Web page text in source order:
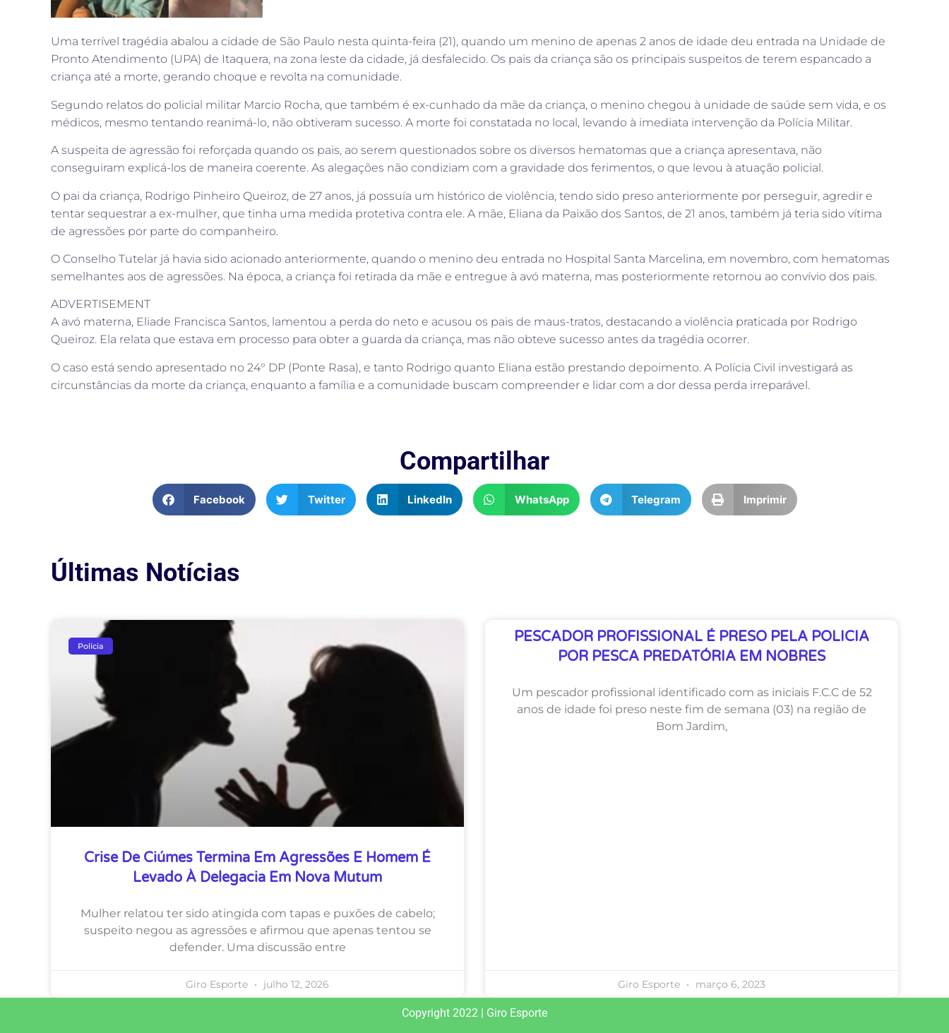
Uma terrível tragédia abalou a cidade de São Paulo nesta quinta-feira (21), quando um menino de apenas 2 anos de idade deu entrada na Unidade de
Pronto Atendimento (UPA) de Itaquera, na zona leste da cidade, já desfalecido. Os pais da criança são os principais suspeitos de terem espancado a
criança até a morte, gerando choque e revolta na comunidade.
Segundo relatos do policial militar Marcio Rocha, que também é ex-cunhado da mãe da criança, o menino chegou à unidade de saúde sem vida, e os
médicos, mesmo tentando reanimá-lo, não obtiveram sucesso. A morte foi constatada no local, levando à imediata intervenção da Polícia Militar.
A suspeita de agressão foi reforçada quando os pais, ao serem questionados sobre os diversos hematomas que a criança apresentava, não
conseguiram explicá-los de maneira coerente. As alegações não condiziam com a gravidade dos ferimentos, o que levou à atuação policial.
O pai da criança, Rodrigo Pinheiro Queiroz, de 27 anos, já possuía um histórico de violência, tendo sido preso anteriormente por perseguir, agredir e
tentar sequestrar a ex-mulher, que tinha uma medida protetiva contra ele. A mãe, Eliana da Paixão dos Santos, de 21 anos, também já teria sido vítima
de agressões por parte do companheiro.
O Conselho Tutelar já havia sido acionado anteriormente, quando o menino deu entrada no Hospital Santa Marcelina, em novembro, com hematomas
semelhantes aos de agressões. Na época, a criança foi retirada da mãe e entregue à avó materna, mas posteriormente retornou ao convívio dos pais.
ADVERTISEMENT
A avó materna, Eliade Francisca Santos, lamentou a perda do neto e acusou os pais de maus-tratos, destacando a violência praticada por Rodrigo
Queiroz. Ela relata que estava em processo para obter a guarda da criança, mas não obteve sucesso antes da tragédia ocorrer.
O caso está sendo apresentado no 24° DP (Ponte Rasa), e tanto Rodrigo quanto Eliana estão prestando depoimento. A Polícia Civil investigará as
circunstâncias da morte da criança, enquanto a família e a comunidade buscam compreender e lidar com a dor dessa perda irreparável.
Compartilhar
Facebook Twitter LinkedIn WhatsApp Telegram Imprimir
Últimas Notícias
Polícia
Crise De Ciúmes Termina Em Agressões E Homem É
Levado À Delegacia Em Nova Mutum
Mulher relatou ter sido atingida com tapas e puxões de cabelo;
suspeito negou as agressões e afirmou que apenas tentou se
defender. Uma discussão entre
Giro Esporte julho 12, 2026
PESCADOR PROFISSIONAL É PRESO PELA POLICIA
POR PESCA PREDATÓRIA EM NOBRES
Um pescador profissional identificado com as iniciais F.C.C de 52
anos de idade foi preso neste fim de semana (03) na região de
Bom Jardim,
Giro Esporte março 6, 2023
Copyright 2022 | Giro Esporte